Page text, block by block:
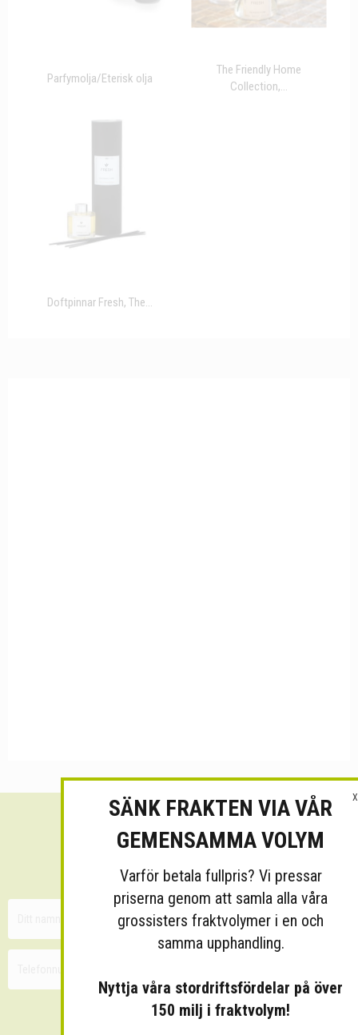
Parfymolja/Eterisk olja
The Friendly Home
Collection,...
Doftpinnar Fresh, The...
Sänk dina fraktkostnader!
30 minuters kostnadsfri konsultation
X
SÄNK FRAKTEN VIA VÅR
GEMENSAMMA VOLYM
Varför betala fullpris? Vi pressar
priserna genom att samla alla våra
grossisters fraktvolymer i en och
samma upphandling.
Nyttja våra stordriftsfördelar på över
150 milj i fraktvolym!